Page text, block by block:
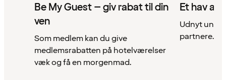
Be My Guest – giv rabat til din
ven
Som medlem kan du give
medlemsrabatten på hotelværelser
væk og få en morgenmad.
Et hav af
Udnyt
partnere.